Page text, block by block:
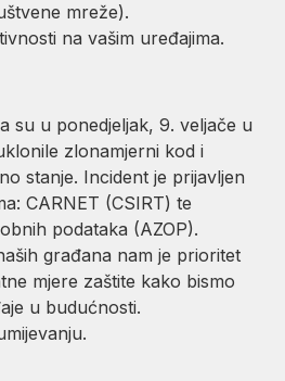
mreže).
na vašim uređajima.
su u ponedjeljak, 9. veljače u
zlonamjerni kod i
stanje. Incident je prijavljen
CARNET (CSIRT) te
podataka (AZOP).
građana nam je prioritet
mjere zaštite kako bismo
u budućnosti.